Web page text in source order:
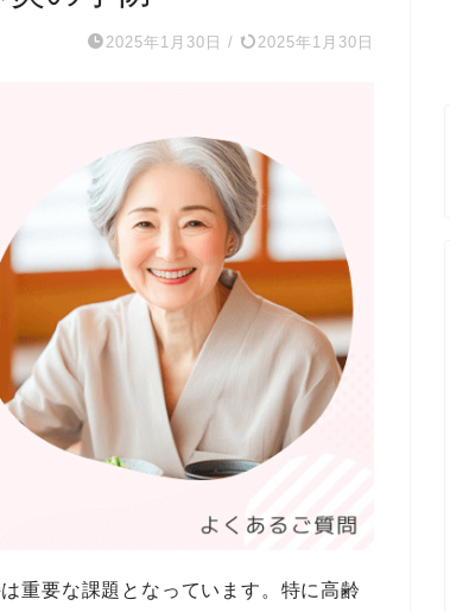
2025年1月30日 / 2025年1月30日
重要な課題となっています。特に高齢